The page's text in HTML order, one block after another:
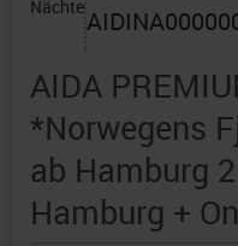
Nächte
AIDA
*Norwegens
ab Hamburg
Hamburg +